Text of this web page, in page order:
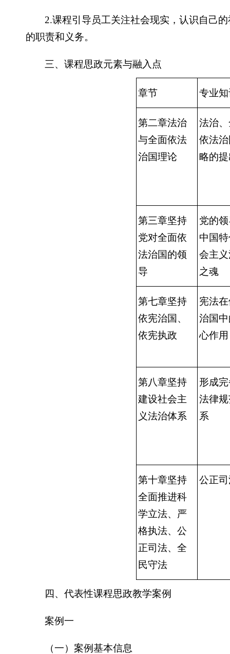
2.课程引导员工关注社会现实，认识自己
的职责和义务。
三、课程思政元素与融入点
章节 专业
第二章法治
与全面依法
治国理论
法治
依法
略的
第三章坚持
党对全面依
法治国的领
导
党的
中国
会主
之魂
第七章坚持
依宪治国、
依宪执政
宪法
治国
心作用
第八章坚持
建设社会主
义法治体系
形成
法律
系
第十章坚持
全面推进科
学立法、严
格执法、公
正司法、全
民守法
公正
四、代表性课程思政教学案例
案例一
（一）案例基本信息